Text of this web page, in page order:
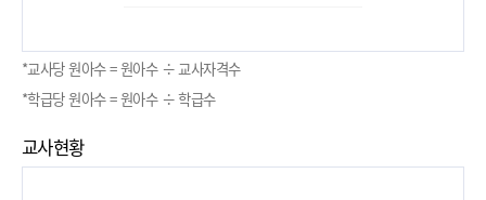
*교사당 원아수 = 원아수 ÷ 교사자격수
*학급당 원아수 = 원아수 ÷ 학급수
교사현황